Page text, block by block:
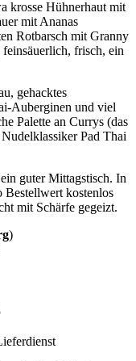
krosse Hühnerhaut mit
mit Ananas
Rotbarsch mit Granny
frisch, ein
gehacktes
Auberginen und viel
Palette an Currys (das
Pad Thai
guter Mittagstisch. In
kostenlos
mit Schärfe gegeizt.
)